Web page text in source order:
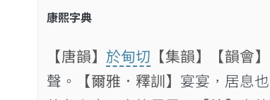
康熙字典
【唐韻】 於甸切 【集韻】 【韻會】
聲。
【爾雅．釋訓】 宴宴，居息也